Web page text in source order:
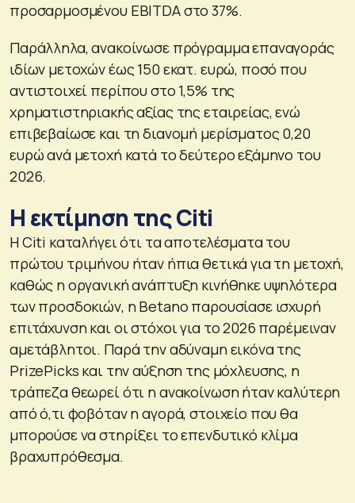
προσαρμοσμένου EBITDA στο 37%.
Παράλληλα, ανακοίνωσε πρόγραμμα επαναγοράς
ιδίων μετοχών έως 150 εκατ. ευρώ, ποσό που
αντιστοιχεί περίπου στο 1,5% της
χρηματιστηριακής αξίας της εταιρείας, ενώ
επιβεβαίωσε και τη διανομή μερίσματος 0,20
ευρώ ανά μετοχή κατά το δεύτερο εξάμηνο του
2026.
Η εκτίμηση της Citi
Η Citi καταλήγει ότι τα αποτελέσματα του
πρώτου τριμήνου ήταν ήπια θετικά για τη μετοχή,
καθώς η οργανική ανάπτυξη κινήθηκε υψηλότερα
των προσδοκιών, η Betano παρουσίασε ισχυρή
επιτάχυνση και οι στόχοι για το 2026 παρέμειναν
αμετάβλητοι. Παρά την αδύναμη εικόνα της
PrizePicks και την αύξηση της μόχλευσης, η
τράπεζα θεωρεί ότι η ανακοίνωση ήταν καλύτερη
από ό,τι φοβόταν η αγορά, στοιχείο που θα
μπορούσε να στηρίξει το επενδυτικό κλίμα
βραχυπρόθεσμα.